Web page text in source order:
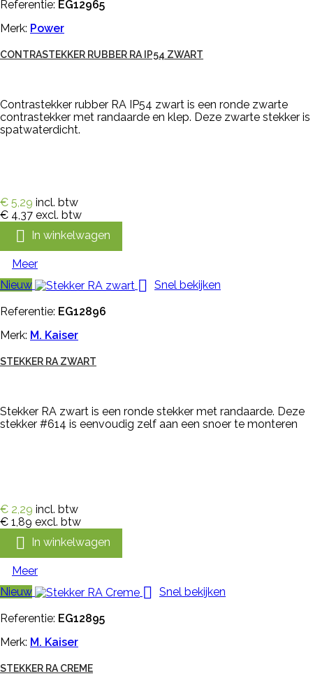
Referentie: EG12965
Merk: Power
CONTRASTEKKER RUBBER RA IP54 ZWART
Contrastekker rubber RA IP54 zwart is een ronde zwarte
contrastekker met randaarde en klep. Deze zwarte stekker is
spatwaterdicht.
€ 5,29 incl. btw
€ 4,37 excl. btw
 In winkelwagen
Meer
Nieuw
 Snel bekijken
Referentie: EG12896
Merk: M. Kaiser
STEKKER RA ZWART
Stekker RA zwart is een ronde stekker met randaarde. Deze
stekker #614 is eenvoudig zelf aan een snoer te monteren
€ 2,29 incl. btw
€ 1,89 excl. btw
 In winkelwagen
Meer
Nieuw
 Snel bekijken
Referentie: EG12895
Merk: M. Kaiser
STEKKER RA CREME